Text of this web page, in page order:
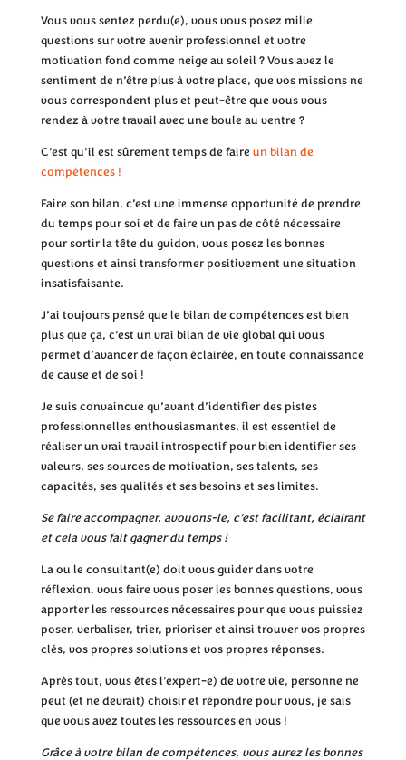
Vous vous sentez perdu(e), vous vous posez mille
questions sur votre avenir professionnel et votre
motivation fond comme neige au soleil ? Vous avez le
sentiment de n’être plus à votre place, que vos missions ne
vous correspondent plus et peut-être que vous vous
rendez à votre travail avec une boule au ventre ?
C’est qu’il est sûrement temps de faire un bilan de
compétences !
Faire son bilan, c’est une immense opportunité de prendre
du temps pour soi et de faire un pas de côté nécessaire
pour sortir la tête du guidon, vous posez les bonnes
questions et ainsi transformer positivement une situation
insatisfaisante.
J’ai toujours pensé que le bilan de compétences est bien
plus que ça, c’est un vrai bilan de vie global qui vous
permet d’avancer de façon éclairée, en toute connaissance
de cause et de soi !
Je suis convaincue qu’avant d’identifier des pistes
professionnelles enthousiasmantes, il est essentiel de
réaliser un vrai travail introspectif pour bien identifier ses
valeurs, ses sources de motivation, ses talents, ses
capacités, ses qualités et ses besoins et ses limites.
Se faire accompagner, avouons-le, c’est facilitant, éclairant
et cela vous fait gagner du temps !
La ou le consultant(e) doit vous guider dans votre
réflexion, vous faire vous poser les bonnes questions, vous
apporter les ressources nécessaires pour que vous puissiez
poser, verbaliser, trier, prioriser et ainsi trouver vos propres
clés, vos propres solutions et vos propres réponses.
Après tout, vous êtes l’expert-e) de votre vie, personne ne
peut (et ne devrait) choisir et répondre pour vous, je sais
que vous avez toutes les ressources en vous !
Grâce à votre bilan de compétences, vous aurez les bonnes